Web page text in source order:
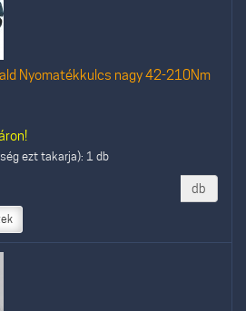
Nyomatékkulcs nagy 42-210Nm
ezt takarja): 1 db
db